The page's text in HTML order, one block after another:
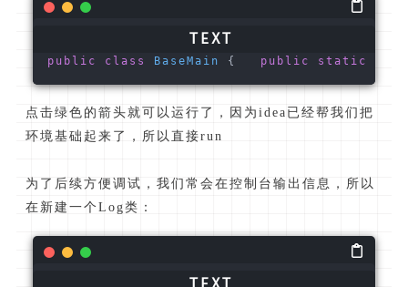
public class BaseMain { public static
点击绿色的箭头就可以运行了，因为idea已经帮我们把
环境基础起来了，所以直接run
为了后续方便调试，我们常会在控制台输出信息，所以
在新建一个Log类：